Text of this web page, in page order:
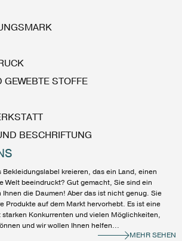
STOFFE
BESCHRIFTUNG
kreieren, das ein Land, einen
Welt beeindruckt? Gut gemacht, Sie sind ein
Ihnen die Daumen! Aber das ist nicht genug. Sie
Produkte auf dem Markt hervorhebt. Es ist eine
Konkurrenten und vielen Möglichkeiten,
und wir wollen Ihnen helfen...
MEHR SEHEN